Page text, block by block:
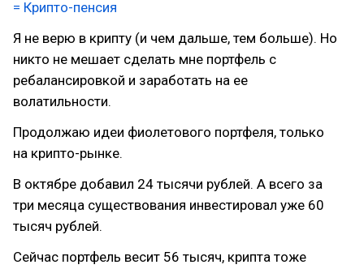
= Крипто-пенсия
Я не верю в крипту (и чем дальше, тем больше). Но
никто не мешает сделать мне портфель с
ребалансировкой и заработать на ее
волатильности.
Продолжаю идеи фиолетового портфеля, только
на крипто-рынке.
В октябре добавил 24 тысячи рублей. А всего за
три месяца существования инвестировал уже 60
тысяч рублей.
Сейчас портфель весит 56 тысяч, крипта тоже